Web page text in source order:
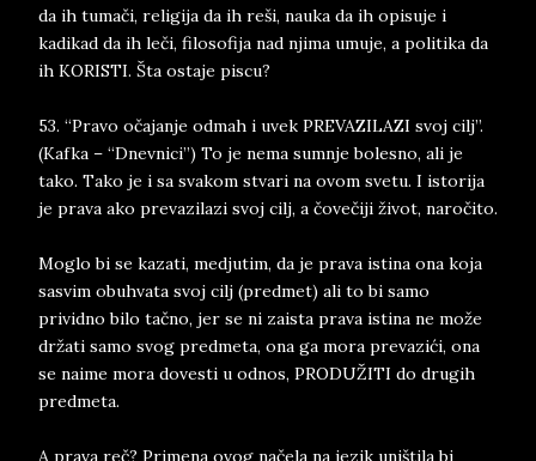
da ih tumači, religija da ih reši, nauka da ih opisuje i
kadikad da ih leči, filosofija nad njima umuje, a politika da
ih KORISTI. Šta ostaje piscu?
53. “Pravo očajanje odmah i uvek PREVAZILAZI svoj cilj”.
(Kafka – “Dnevnici”) To je nema sumnje bolesno, ali je
tako. Tako je i sa svakom stvari na ovom svetu. I istorija
je prava ako prevazilazi svoj cilj, a čovečiji život, naročito.
Moglo bi se kazati, medjutim, da je prava istina ona koja
sasvim obuhvata svoj cilj (predmet) ali to bi samo
prividno bilo tačno, jer se ni zaista prava istina ne može
držati samo svog predmeta, ona ga mora prevazići, ona
se naime mora dovesti u odnos, PRODUŽITI do drugih
predmeta.
A prava reč? Primena ovog načela na jezik uništila bi